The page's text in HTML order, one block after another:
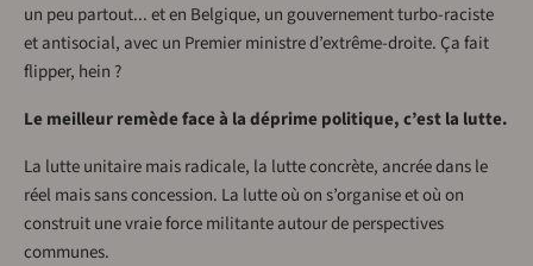
un peu partout... et en Belgique, un gouvernement turbo-raciste
et antisocial, avec un Premier ministre d’extrême-droite. Ça fait
flipper, hein ?
Le meilleur remède face à la déprime politique, c’est la lutte.
La lutte unitaire mais radicale, la lutte concrète, ancrée dans le
réel mais sans concession. La lutte où on s’organise et où on
construit une vraie force militante autour de perspectives
communes.